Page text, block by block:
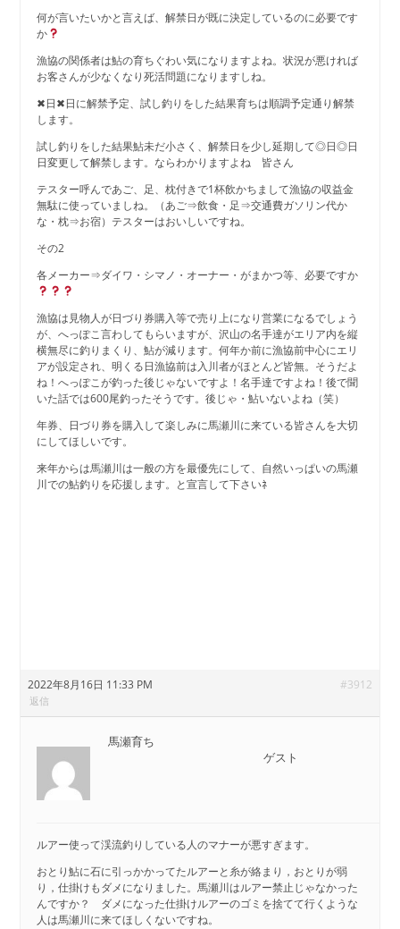
何が言いたいかと言えば、解禁日が既に決定しているのに必要です
か
漁協の関係者は鮎の育ちぐわい気になりますよね。状況が悪ければ
お客さんが少なくなり死活問題になりますしね。
✖日✖日に解禁予定、試し釣りをした結果育ちは順調予定通り解禁
します。
試し釣りをした結果鮎未だ小さく、解禁日を少し延期して◎日◎日
日変更して解禁します。ならわかりますよね 皆さん
テスター呼んであご、足、枕付きで1杯飲かちまして漁協の収益金
無駄に使っていましね。（あご⇒飲食・足⇒交通費ガソリン代か
な・枕⇒お宿）テスターはおいしいですね。
その2
各メーカー⇒ダイワ・シマノ・オーナー・がまかつ等、必要ですか
漁協は見物人が日づり券購入等で売り上になり営業になるでしょう
が、へっぽこ言わしてもらいますが、沢山の名手達がエリア内を縦
横無尽に釣りまくり、鮎が減ります。何年か前に漁協前中心にエリ
アが設定され、明くる日漁協前は入川者がほとんど皆無。そうだよ
ね！へっぽこが釣った後じゃないですよ！名手達ですよね！後で聞
いた話では600尾釣ったそうです。後じゃ・鮎いないよね（笑）
年券、日づり券を購入して楽しみに馬瀬川に来ている皆さんを大切
にしてほしいです。
来年からは馬瀬川は一般の方を最優先にして、自然いっぱいの馬瀬
川での鮎釣りを応援します。と宣言して下さいﾈ
2022年8月16日 11:33 PM #3912
返信
馬瀬育ち
ゲスト
ルアー使って渓流釣りしている人のマナーが悪すぎます。
おとり鮎に石に引っかかってたルアーと糸が絡まり，おとりが弱
り，仕掛けもダメになりました。馬瀬川はルアー禁止じゃなかった
んですか？ ダメになった仕掛けルアーのゴミを捨てて行くような
人は馬瀬川に来てほしくないですね。